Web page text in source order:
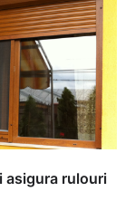
asigura rulouri